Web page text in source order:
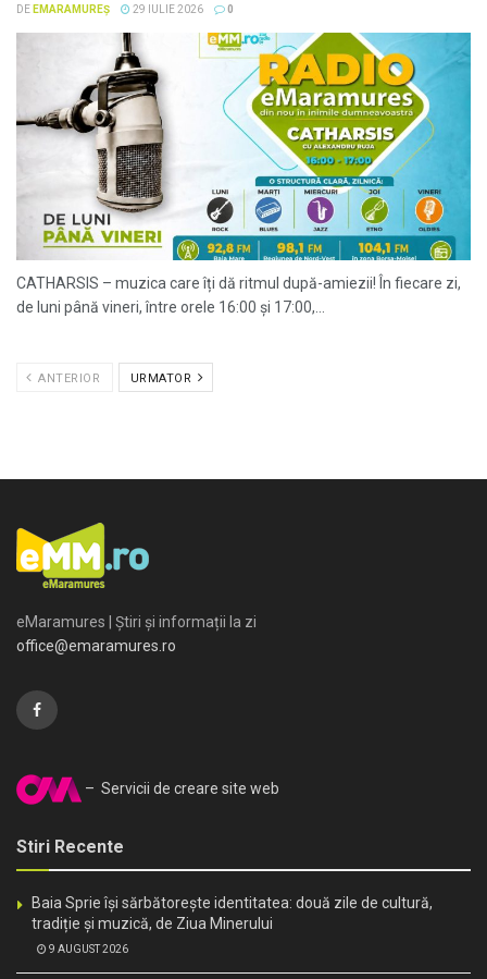
DE EMARAMUREȘ 29 IULIE 2026 0
CATHARSIS – muzica care îți dă ritmul după-amiezii! În fiecare zi,
de luni până vineri, între orele 16:00 și 17:00,...
ANTERIOR URMATOR
eMaramures | Știri și informații la zi
office@emaramures.ro
– Servicii de creare site web
Stiri Recente
Baia Sprie își sărbătorește identitatea: două zile de cultură,
tradiție și muzică, de Ziua Minerului
9 AUGUST 2026